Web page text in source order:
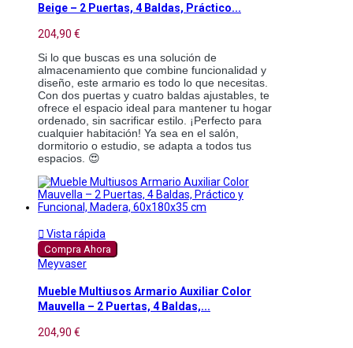
Beige – 2 Puertas, 4 Baldas, Práctico...
204,90 €
Si lo que buscas es una solución de
almacenamiento que combine funcionalidad y
diseño, este armario es todo lo que necesitas.
Con dos puertas y cuatro baldas ajustables, te
ofrece el espacio ideal para mantener tu hogar
ordenado, sin sacrificar estilo. ¡Perfecto para
cualquier habitación! Ya sea en el salón,
dormitorio o estudio, se adapta a todos tus
espacios. 😍
 Vista rápida
Compra Ahora
Meyvaser
Mueble Multiusos Armario Auxiliar Color
Mauvella – 2 Puertas, 4 Baldas,...
204,90 €